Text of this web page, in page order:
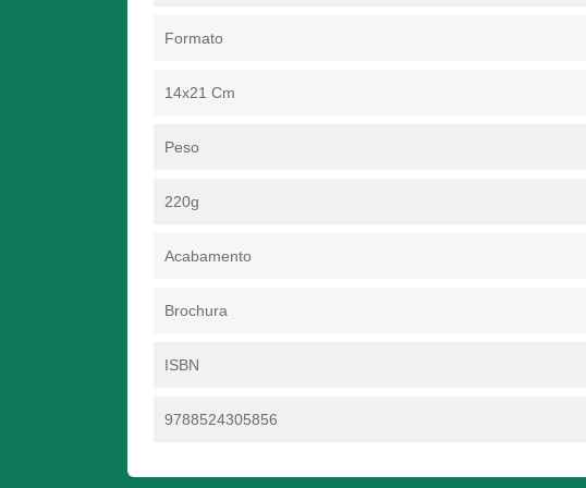
Formato
14x21 Cm
Peso
220g
Acabamento
Brochura
ISBN
9788524305856